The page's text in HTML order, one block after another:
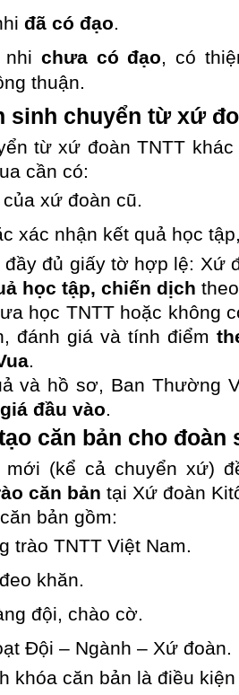
đã có đạo.
chưa có đạo, có
thuận.
sinh chuyển từ xứ
từ xứ đoàn TNTT
cần có:
xứ đoàn cũ.
xác nhận kết quả học
đủ giấy tờ hợp lệ: Xứ
học tập, chiến dịch
học TNTT hoặc không
đánh giá và tính điểm
.
và hồ sơ, Ban Thường
đầu vào.
căn bản cho đoàn
mới (kể cả chuyển xứ)
căn bản tại Xứ đoàn
bản gồm:
trào TNTT Việt Nam.
khăn.
đội, chào cờ.
Đội – Ngành – Xứ đoàn.
khóa căn bản là điều